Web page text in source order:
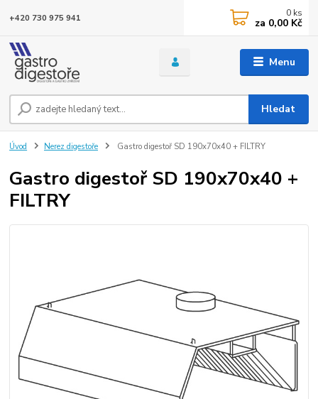
Menu
Hledat
+420 730 975 941 0 ks
za 0,00 Kč
Úvod Nerez digestoře Gastro digestoř SD 190x70x40 + FILTRY
Gastro digestoř SD 190x70x40 +
FILTRY